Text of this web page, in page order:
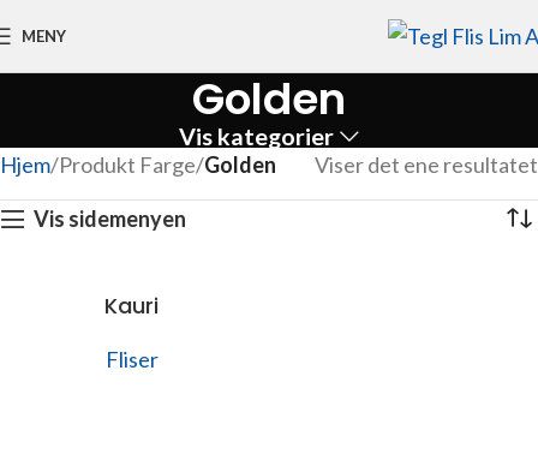
MENY
Golden
Vis kategorier
Hjem Produkt Farge Golden Viser det ene resultatet
Vis sidemenyen
Kauri
Fliser